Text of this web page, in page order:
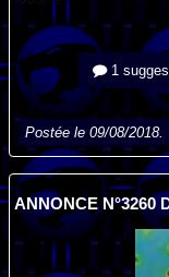
1
Postée le 09/08/2018.
ANNONCE N°3260